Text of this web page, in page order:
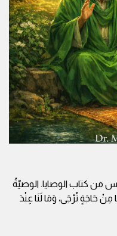
من كتاب الوصايا. الوصيّةُ
حَاجَةٍ تُرْجَى، وَمَا لَنَا عِنْدَ